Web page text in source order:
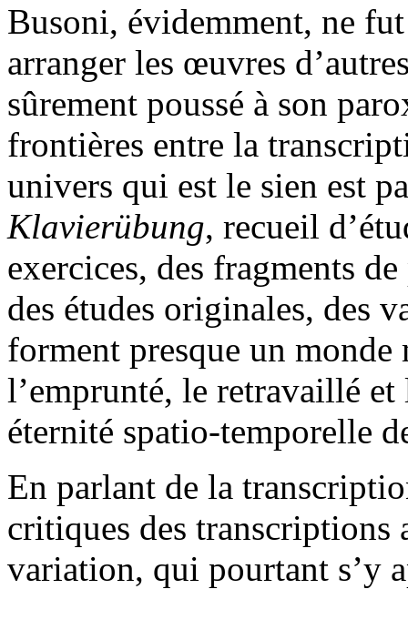
Busoni, évidemment, ne
arranger les œuvres
sûrement poussé à son
frontières entre la
univers qui est le sien est
Klavierübung, recueil
exercices, des fragments
des études originales, des
forment presque un
l’emprunté, le retravaillé et
éternité spatio-temporelle
En parlant de la
critiques des transcriptions
variation, qui pourtant s’y